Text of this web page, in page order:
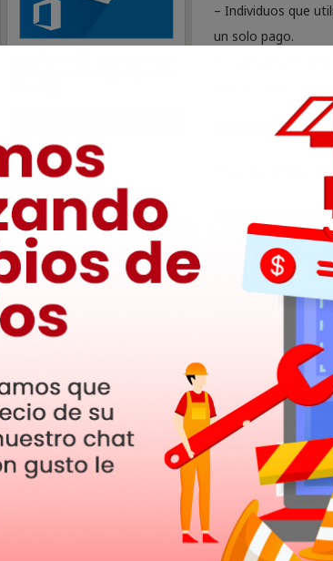
– Individuos que
un solo pago.
– Cualquier
el mantenimiento
Envío del
Envío automático
Empresa y
Dimacso es la
Nuestra misión
para el usuario
por parte de
Office 2021
Descarga Office
Oferta Office
Compra Office
Precios de
Características
Compatibilidad